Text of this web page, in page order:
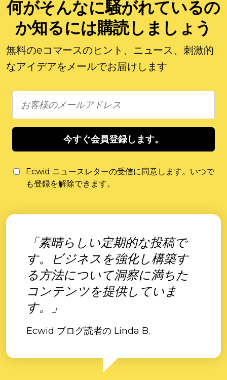
何がそんなに騒がれているの
か知るには購読しましょう
無料のeコマースのヒント、ニュース、刺激的
なアイデアをメールでお届けします
今すぐ会員登録します。
Ecwid ニュースレターの受信に同意します。いつで
も登録を解除できます。
「素晴らしい定期的な投稿で
す。ビジネスを強化し構築す
る方法について洞察に満ちた
コンテンツを提供していま
す。」
Ecwid ブログ読者の Linda B.